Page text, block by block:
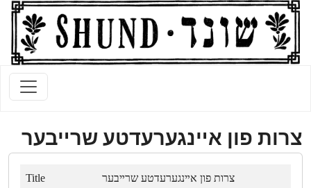
צרות פון אײנגערעדטע שרײבער
Title
צרות פון אײנגערעדטע שרײבער